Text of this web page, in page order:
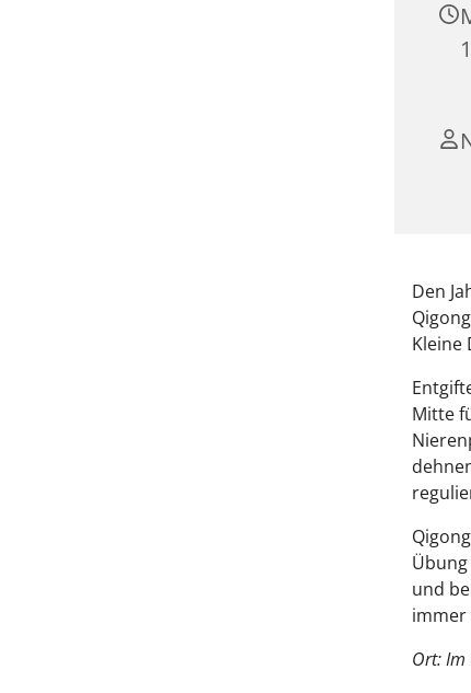
Den
Kleine
Mitte
und
immer
Ort: Im